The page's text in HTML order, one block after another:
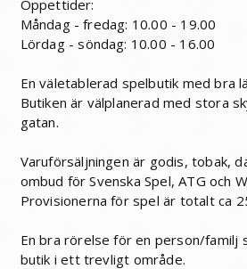
Öppettider:
Måndag - fredag: 10.00 - 19.00
Lördag - söndag: 10.00 - 16.00
En väletablerad spelbutik med bra
Butiken är välplanerad med stora
gatan.
Varuförsäljningen är godis, tobak,
ombud för Svenska Spel, ATG och
Provisionerna för spel är totalt ca
En bra rörelse för en person/familj
butik i ett trevligt område.